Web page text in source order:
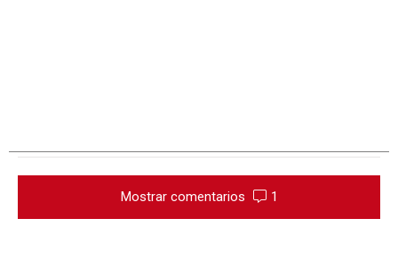
Mostrar comentarios 1